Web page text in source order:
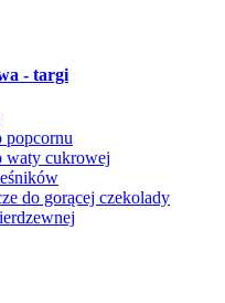
- targi
popcornu
waty cukrowej
do gorącej czekolady